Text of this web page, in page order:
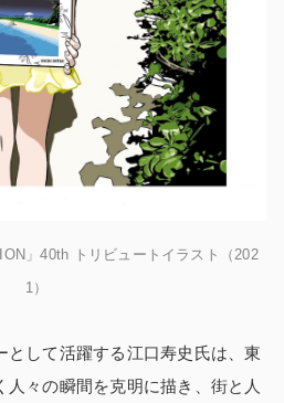
」40th トリビュートイラスト（202
1）
として活躍する江口寿史氏は、東
々の瞬間を克明に描き、街と人